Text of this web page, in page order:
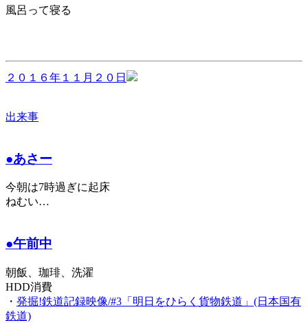
風呂って寝る
２０１６年１１月２０日
出来事
●あさー
今朝は7時過ぎに起床
ねむい…
●午前中
朝飯、珈琲、洗濯
HDD消費
・ 発掘!鉄道記録映像/#3「明日をひらく貨物鉄道」(日本国有
鉄道)